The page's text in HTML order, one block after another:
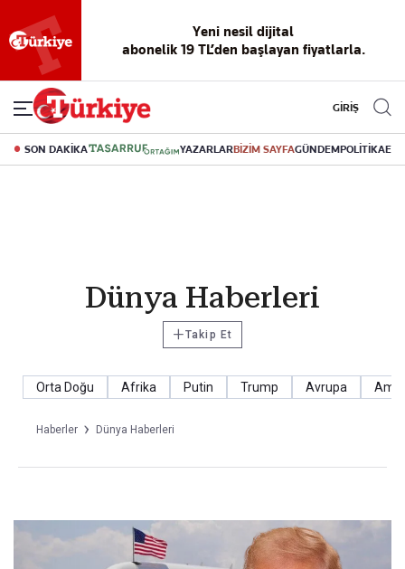
Yeni nesil dijital
abonelik 19 TL’den başlayan fiyatlarla.
GİRİŞ
SON DAKİKA YAZARLARBİZİM SAYFAGÜNDEMPOLİTİKA
Dünya Haberleri
+Takip Et
Orta Doğu Afrika Putin Trump Avrupa
Haberler Dünya Haberleri